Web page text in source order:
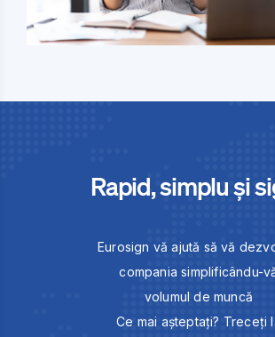
Rapid, simplu și
Eurosign vă ajută să vă
compania simplificându-
volumul de muncă
Ce mai așteptați? Treceți